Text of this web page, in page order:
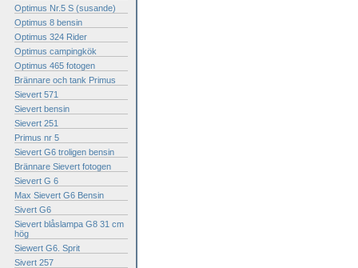
Optimus Nr.5 S (susande)
Optimus 8 bensin
Optimus 324 Rider
Optimus campingkök
Optimus 465 fotogen
Brännare och tank Primus
Sievert 571
Sievert bensin
Sievert 251
Primus nr 5
Sievert G6 troligen bensin
Brännare Sievert fotogen
Sievert G 6
Max Sievert G6 Bensin
Sivert G6
Sievert blåslampa G8 31 cm
hög
Siewert G6. Sprit
Sivert 257